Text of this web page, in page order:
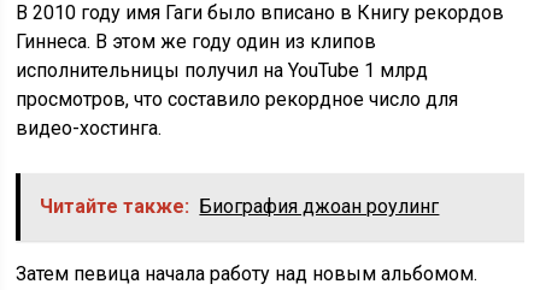
В 2010 году имя Гаги было вписано в Книгу рекордов
Гиннеса. В этом же году один из клипов
исполнительницы получил на YouTube 1 млрд
просмотров, что составило рекордное число для
видео-хостинга.
Читайте также: Биография джоан роулинг
Затем певица начала работу над новым альбомом.